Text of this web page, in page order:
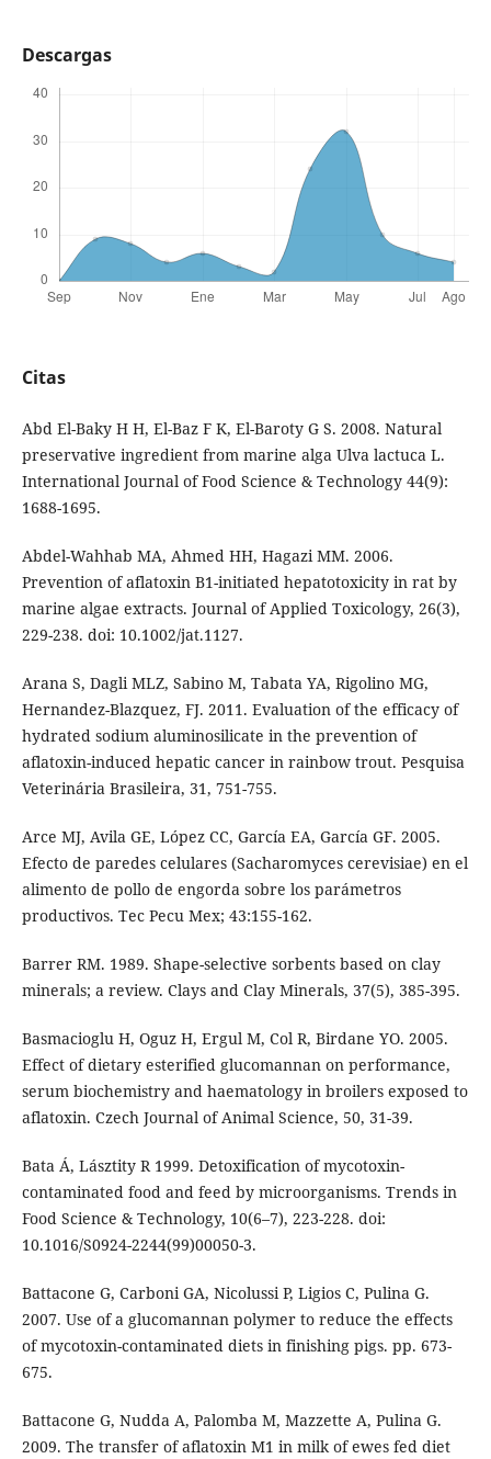
Descargas
Citas
Abd El-Baky H H, El-Baz F K, El-Baroty G S. 2008. Natural
preservative ingredient from marine alga Ulva lactuca L.
International Journal of Food Science & Technology 44(9):
1688-1695.
Abdel-Wahhab MA, Ahmed HH, Hagazi MM. 2006.
Prevention of aflatoxin B1-initiated hepatotoxicity in rat by
marine algae extracts. Journal of Applied Toxicology, 26(3),
229-238. doi: 10.1002/jat.1127.
Arana S, Dagli MLZ, Sabino M, Tabata YA, Rigolino MG,
Hernandez-Blazquez, FJ. 2011. Evaluation of the efficacy of
hydrated sodium aluminosilicate in the prevention of
aflatoxin-induced hepatic cancer in rainbow trout. Pesquisa
Veterinária Brasileira, 31, 751-755.
Arce MJ, Avila GE, López CC, García EA, García GF. 2005.
Efecto de paredes celulares (Sacharomyces cerevisiae) en el
alimento de pollo de engorda sobre los parámetros
productivos. Tec Pecu Mex; 43:155-162.
Barrer RM. 1989. Shape-selective sorbents based on clay
minerals; a review. Clays and Clay Minerals, 37(5), 385-395.
Basmacioglu H, Oguz H, Ergul M, Col R, Birdane YO. 2005.
Effect of dietary esterified glucomannan on performance,
serum biochemistry and haematology in broilers exposed to
aflatoxin. Czech Journal of Animal Science, 50, 31-39.
Bata Á, Lásztity R 1999. Detoxification of mycotoxin-
contaminated food and feed by microorganisms. Trends in
Food Science & Technology, 10(6–7), 223-228. doi:
10.1016/S0924-2244(99)00050-3.
Battacone G, Carboni GA, Nicolussi P, Ligios C, Pulina G.
2007. Use of a glucomannan polymer to reduce the effects
of mycotoxin-contaminated diets in finishing pigs. pp. 673-
675.
Battacone G, Nudda A, Palomba M, Mazzette A, Pulina G.
2009. The transfer of aflatoxin M1 in milk of ewes fed diet